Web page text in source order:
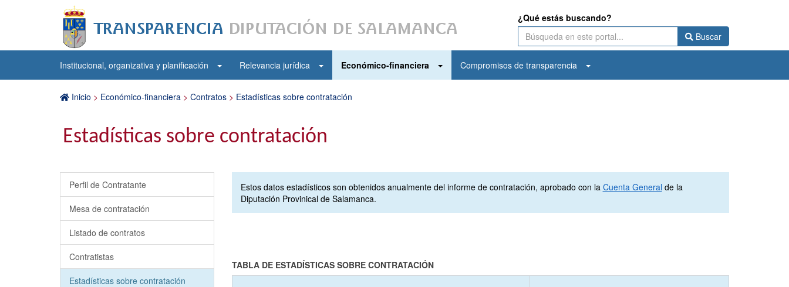
¿Qué estás buscando?
Buscar
Institucional, organizativa y planificación Relevancia jurídica Económico-financiera Compromisos de transparencia
Inicio > Económico-financiera > Contratos > Estadísticas sobre contratación
Estadísticas sobre contratación
Perfil de Contratante
Mesa de contratación
Listado de contratos
Contratistas
Estadísticas sobre contratación
Estos datos estadísticos son obtenidos anualmente del informe de contratación, aprobado con la Cuenta General de la
Diputación Provinical de Salamanca.
TABLA DE ESTADÍSTICAS SOBRE CONTRATACIÓN